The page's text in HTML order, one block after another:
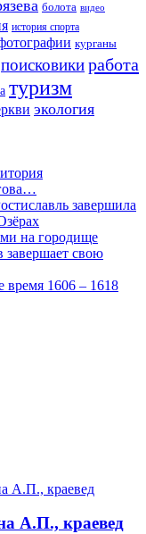
болота видео
история спорта
курганы
поисковикиработа
туризм
экология
завершила
на городище
завершает свою
время 1606 – 1618
А.П., краевед